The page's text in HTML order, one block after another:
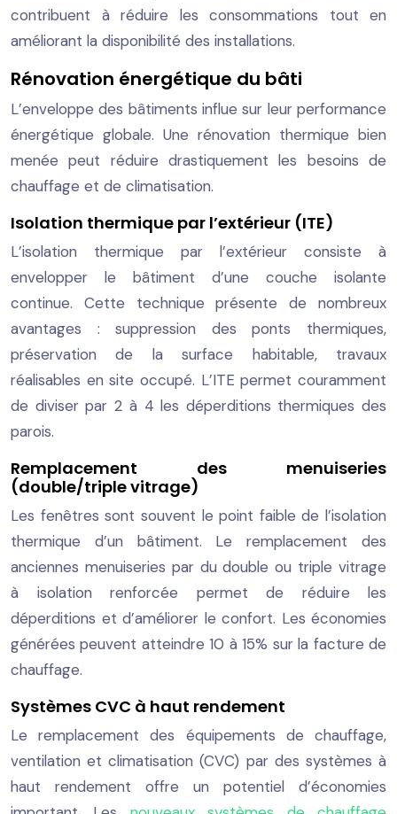
contribuent à réduire les consommations tout en
améliorant la disponibilité des installations.
Rénovation énergétique du bâti
L’enveloppe des bâtiments influe sur leur performance
énergétique globale. Une rénovation thermique bien
menée peut réduire drastiquement les besoins de
chauffage et de climatisation.
Isolation thermique par l’extérieur (ITE)
L’isolation thermique par l’extérieur consiste à
envelopper le bâtiment d’une couche isolante
continue. Cette technique présente de nombreux
avantages : suppression des ponts thermiques,
préservation de la surface habitable, travaux
réalisables en site occupé. L’ITE permet couramment
de diviser par 2 à 4 les déperditions thermiques des
parois.
Remplacement des menuiseries
(double/triple vitrage)
Les fenêtres sont souvent le point faible de l’isolation
thermique d’un bâtiment. Le remplacement des
anciennes menuiseries par du double ou triple vitrage
à isolation renforcée permet de réduire les
déperditions et d’améliorer le confort. Les économies
générées peuvent atteindre 10 à 15% sur la facture de
chauffage.
Systèmes CVC à haut rendement
Le remplacement des équipements de chauffage,
ventilation et climatisation (CVC) par des systèmes à
haut rendement offre un potentiel d’économies